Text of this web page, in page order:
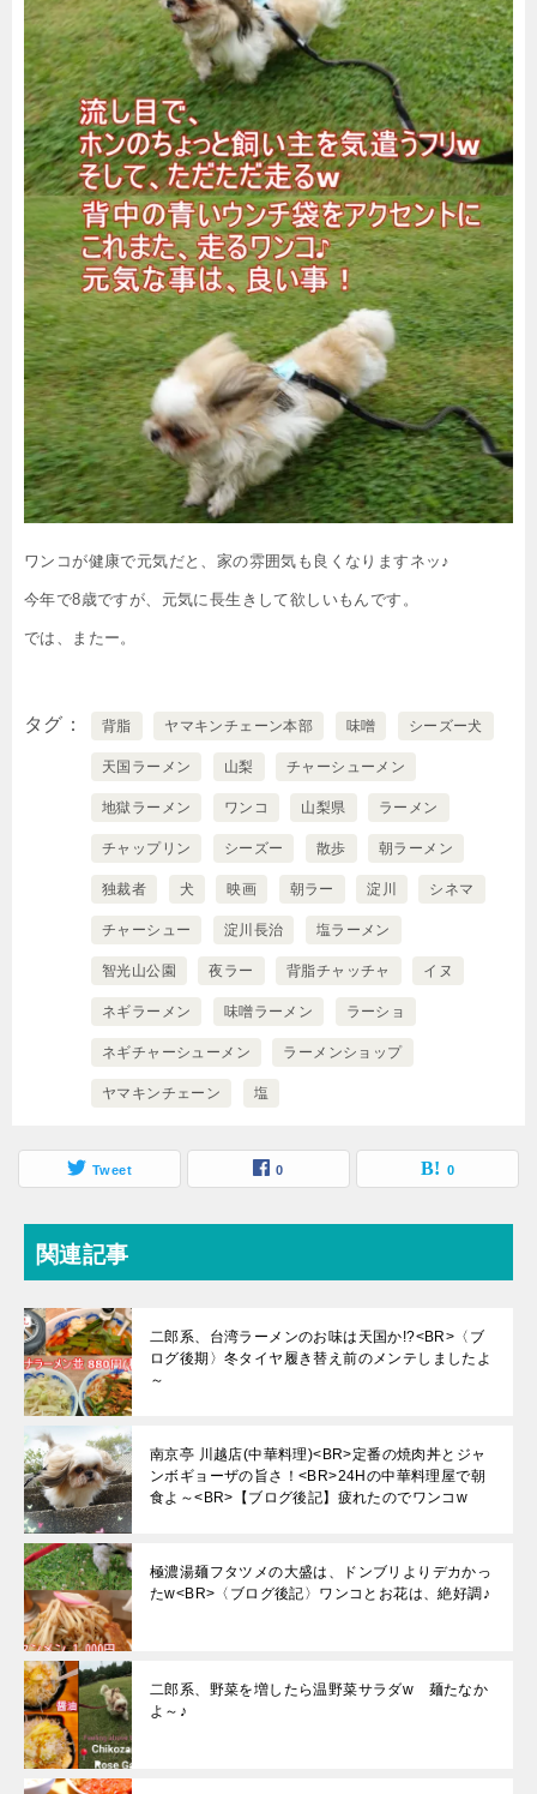
ワンコが健康で元気だと、家の雰囲気も良くなりますネッ♪
今年で8歳ですが、元気に長生きして欲しいもんです。
では、またー。
タグ 背脂 ヤマキンチェーン本部 味噌 シーズー犬
天国ラーメン 山梨 チャーシューメン
地獄ラーメン ワンコ 山梨県 ラーメン
チャップリン シーズー 散歩 朝ラーメン
独裁者 犬 映画 朝ラー 淀川 シネマ
チャーシュー 淀川長治 塩ラーメン
智光山公園 夜ラー 背脂チャッチャ イヌ
ネギラーメン 味噌ラーメン ラーショ
ネギチャーシューメン ラーメンショップ
ヤマキンチェーン 塩
Tweet 0 0
関連記事
二郎系、台湾ラーメンのお味は天国か!?<BR>〈ブ
ログ後期〉冬タイヤ履き替え前のメンテしましたよ
～
南京亭 川越店(中華料理)<BR>定番の焼肉丼とジャ
ンボギョーザの旨さ！<BR>24Hの中華料理屋で朝
食よ～<BR>【ブログ後記】疲れたのでワンコw
極濃湯麺フタツメの大盛は、ドンブリよりデカかっ
たw<BR>〈ブログ後記〉ワンコとお花は、絶好調♪
二郎系、野菜を増したら温野菜サラダw 麺たなか
よ～♪